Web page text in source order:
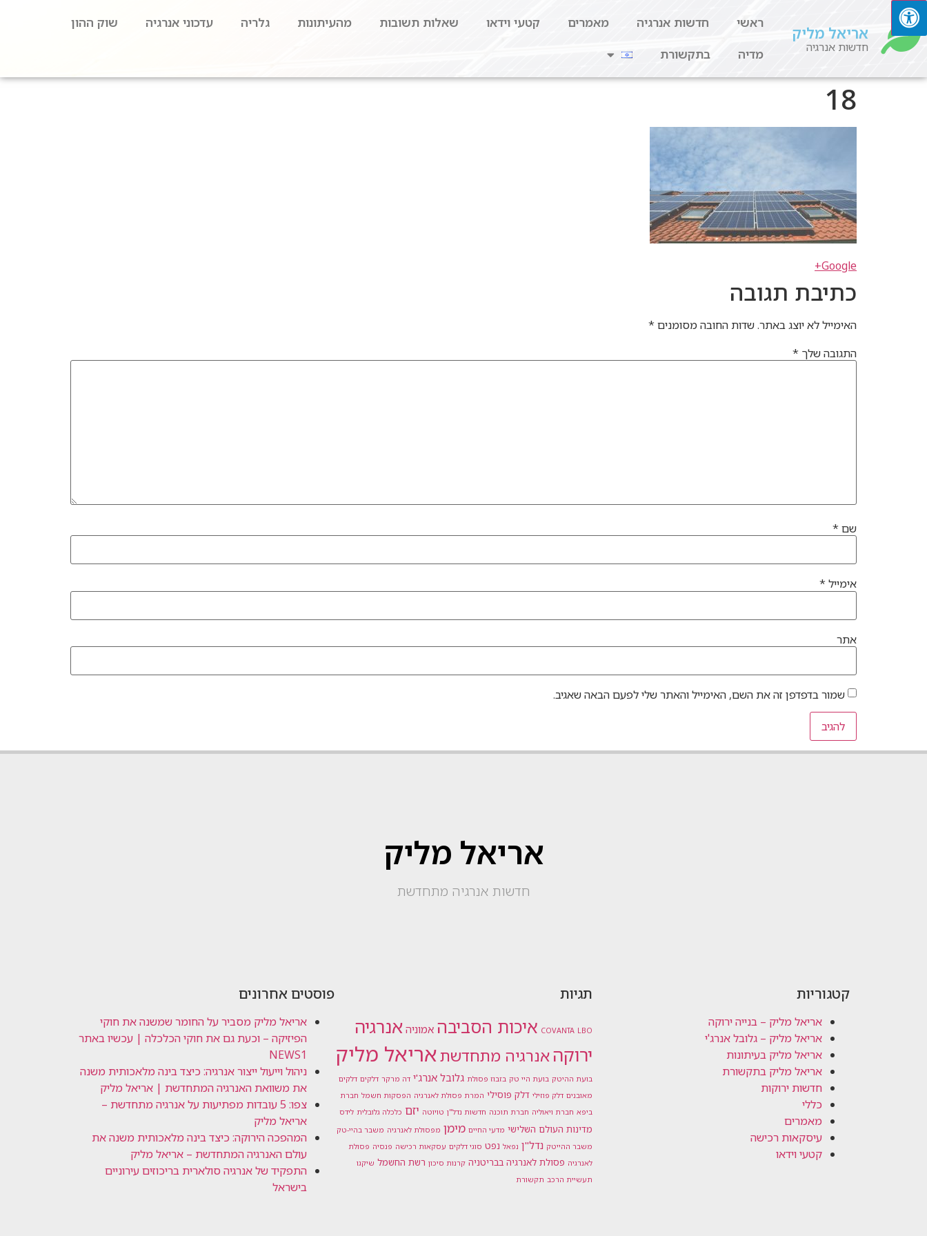
אריאל מליק
חדשות אנרגיה
ראשי חדשות אנרגיה מאמרים קטעי וידאו שאלות תשובות מהעיתונות גלריה עדכוני אנרגיה
שוק ההון
מדיה
בתקשורת
18
Google+
כתיבת תגובה
האימייל לא יוצג באתר.שדות החובה מסומנים *
התגובה שלך *
שם *
אימייל *
אתר
שמור בדפדפן זה את השם, האימייל והאתר שלי לפעם הבאה שאגיב.
אריאל מליק
חדשות אנרגיה מתחדשת
קטגוריות
אריאל מליק – בנייה ירוקה
אריאל מליק – גלובל אנרג'י
אריאל מליק בעיתונות
אריאל מליק בתקשורת
חדשות ירוקות
כללי
מאמרים
עיסקאות רכישה
קטעי וידאו
תגיות
COVANTA LBO איכות הסביבה אמוניה אנרגיה
ירוקהאנרגיה מתחדשתאריאל מליק
בועת ההיטק בועת היי טק בזבוז פסולת גלובל אנרג'י דה מרקר דלקים דלקים
מאובנים דלק פוזילי דלק פוסילי המרת פסולת לאנרגיה הפסקות חשמל חברת
ביפא חברת ויאוליה חברת תוכנה חדשות נדל"ן טויוטה יזם כלכלה גלובלית לידס
מדינות העולם השלישי מדעי החיים מימן מפסולת לאנרגיה משבר בהיי-טק
משבר ההייטק נדל"ן נפאל נפט סוגי דלקים עסקאות רכישה פנסיה פסולת
לאנרגיה פסולת לאנרגיה בבריטניה קרנות סיכון רשת החשמל שיקגו
תעשיית הרכב תקשורת
פוסטים אחרונים
אריאל מליק מסביר על החומר שמשנה את חוקי
הפיזיקה – וכעת גם את חוקי הכלכלה | עכשיו באתר
NEWS1
ניהול וייעול ייצור אנרגיה: כיצד בינה מלאכותית משנה
את משוואת האנרגיה המתחדשת | אריאל מליק
צפו: 5 עובדות מפתיעות על אנרגיה מתחדשת –
אריאל מליק
המהפכה הירוקה: כיצד בינה מלאכותית משנה את
עולם האנרגיה המתחדשת – אריאל מליק
התפקיד של אנרגיה סולארית בריכוזים עירוניים
בישראל